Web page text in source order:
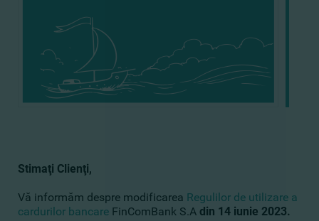
Stimaţi Clienţi,
Vă informăm despre modificarea Regulilor de utilizare a
cardurilor bancare FinComBank S.A din 14 iunie 2023.